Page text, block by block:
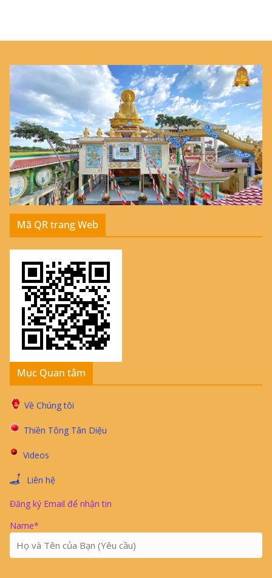
Mã QR trang Web
Mục Quan tâm
Về Chúng tôi
Thiền Tông Tân Diệu
Videos
Liên hệ
Đăng ký Email để nhận tin
Name*